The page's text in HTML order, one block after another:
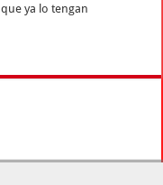
ya lo tengan